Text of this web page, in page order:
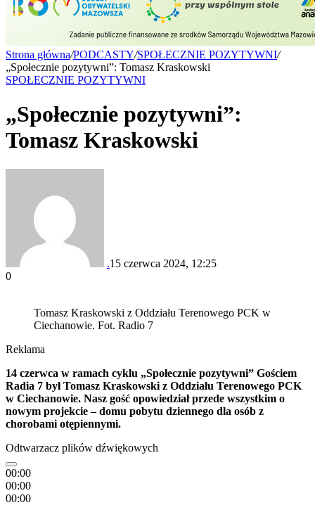
Strona główna/PODCASTY/SPOŁECZNIE POZYTYWNI/
„Społecznie pozytywni”: Tomasz Kraskowski
SPOŁECZNIE POZYTYWNI
„Społecznie pozytywni”:
Tomasz Kraskowski
.15 czerwca 2024, 12:25
0
Tomasz Kraskowski z Oddziału Terenowego PCK w
Ciechanowie. Fot. Radio 7
Reklama
14 czerwca w ramach cyklu „Społecznie pozytywni” Gościem
Radia 7 był Tomasz Kraskowski z Oddziału Terenowego PCK
w Ciechanowie. Nasz gość opowiedział przede wszystkim o
nowym projekcie – domu pobytu dziennego dla osób z
chorobami otępiennymi.
Odtwarzacz plików dźwiękowych
00:00
00:00
00:00